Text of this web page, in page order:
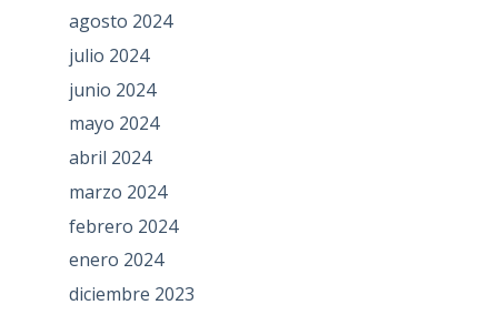
agosto 2024
julio 2024
junio 2024
mayo 2024
abril 2024
marzo 2024
febrero 2024
enero 2024
diciembre 2023